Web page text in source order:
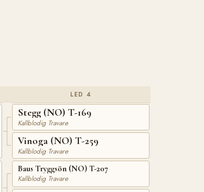
LED 4
Stegg (NO) T-169
Kallblodig Travare
Vinoga (NO) T-259
Kallblodig Travare
Baus Tryggsön (NO) T-207
Kallblodig Travare